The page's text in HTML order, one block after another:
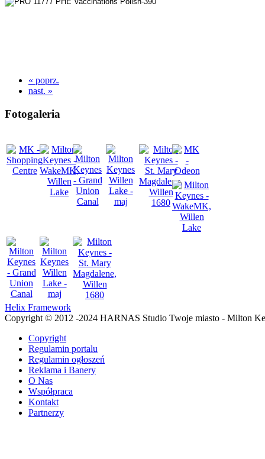
« poprz.
nast. »
Fotogaleria
Helix Framework
Copyright © 2012 -2024 HARNAS Studio Twoje miasto - Milton
Copyright
Regulamin portalu
Regulamin ogłoszeń
Reklama i Banery
O Nas
Współpraca
Kontakt
Partnerzy